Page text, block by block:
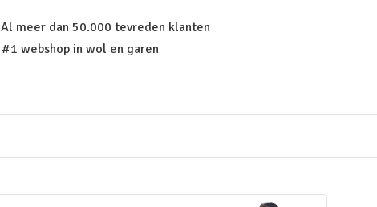
Al meer dan 50.000 tevreden klanten
#1 webshop in wol en garen